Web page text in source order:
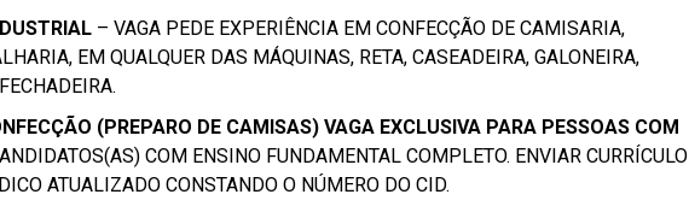
– VAGA PEDE EXPERIÊNCIA EM CONFECÇÃO DE CAMISARIA,
EM QUALQUER DAS MÁQUINAS, RETA, CASEADEIRA, GALONEIRA,
(PREPARO DE CAMISAS) VAGA EXCLUSIVA PARA PESSOAS COM
COM ENSINO FUNDAMENTAL COMPLETO. ENVIAR CURRÍCULO
ATUALIZADO CONSTANDO O NÚMERO DO CID.